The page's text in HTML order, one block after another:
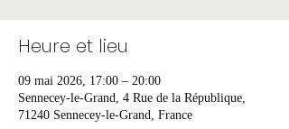
Heure et lieu
09 mai 2026, 17:00 – 20:00
Sennecey-le-Grand, 4 Rue de la République,
71240 Sennecey-le-Grand, France